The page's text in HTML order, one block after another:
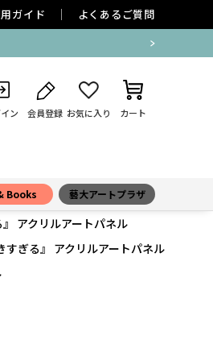
ガイド よくあるご質問
ン 会員登録 お気に入り カート
Books 藝大アートプラザ
アクリルアートパネル
ぎる』 アクリルアートパネル